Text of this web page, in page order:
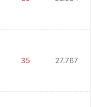
35 27.767